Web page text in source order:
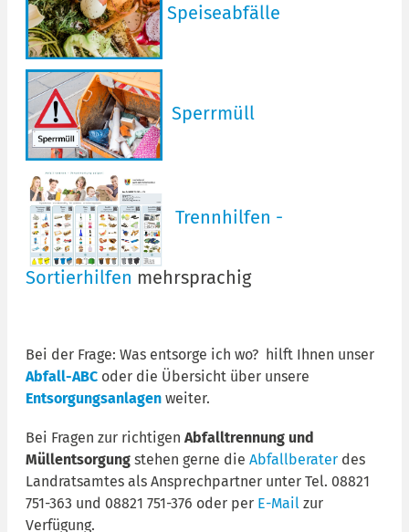
Speiseabfälle
Sperrmüll
Trennhilfen -
Sortierhilfen mehrsprachig
Bei der Frage: Was entsorge ich wo? hilft Ihnen unser
Abfall-ABC oder die Übersicht über unsere
Entsorgungsanlagen weiter.
Bei Fragen zur richtigen Abfalltrennung und
Müllentsorgung stehen gerne die Abfallberater des
Landratsamtes als Ansprechpartner unter Tel. 08821
751-363 und 08821 751-376 oder per E-Mail zur
Verfügung.